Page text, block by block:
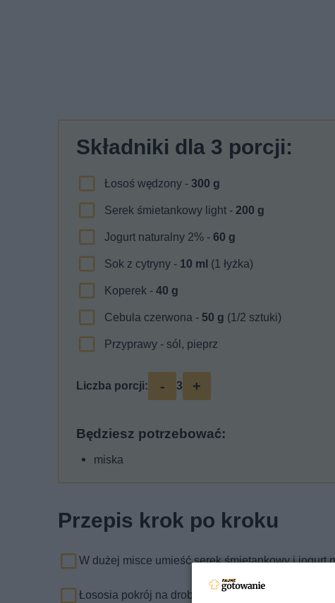
Składniki dla 3 porcji:
Łosoś wędzony - 300 g
Serek śmietankowy light - 200 g
Jogurt naturalny 2% - 60 g
Sok z cytryny - 10 ml (1 łyżka)
Koperek - 40 g
Cebula czerwona - 50 g (1/2 sztuki)
Przyprawy - sól, pieprz
Liczba porcji: - 3 +
Będziesz potrzebować:
miska
Przepis krok po kroku
W dużej misce umieść serek śmietankowy i jogurt
Łososia pokrój na drobne kawałki, koper posiekaj,